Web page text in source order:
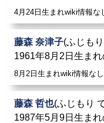
4月24日生まれwiki情報な
藤森 奈津子(ふじも
1961年8月2日生ま
8月2日生まれwiki情報な
藤森 哲也(ふじもり
1987年5月9日生ま